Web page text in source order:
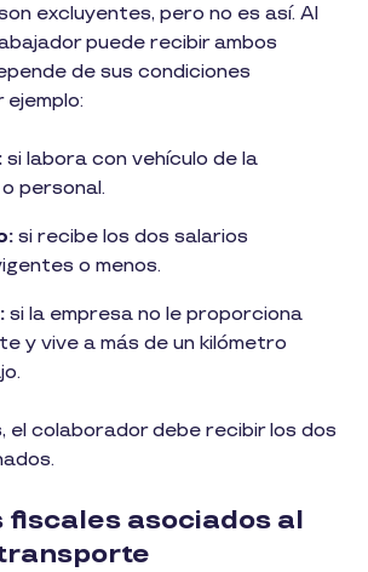
excluyentes, pero no es así. Al
puede recibir ambos
de sus condiciones
ejemplo:
si labora con vehículo de la
personal.
si recibe los dos salarios
o menos.
si la empresa no le proporciona
y vive a más de un kilómetro
el colaborador debe recibir los dos
fiscales asociados al